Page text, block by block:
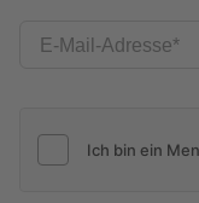
E-Mail-Adresse